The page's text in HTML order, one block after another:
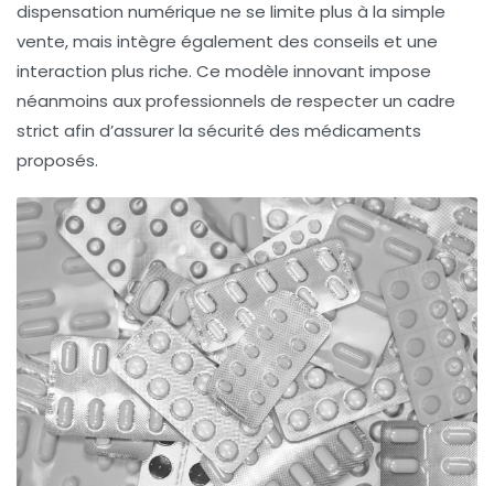
dispensation numérique ne se limite plus à la simple
vente, mais intègre également des conseils et une
interaction plus riche. Ce modèle innovant impose
néanmoins aux professionnels de respecter un cadre
strict afin d’assurer la sécurité des médicaments
proposés.